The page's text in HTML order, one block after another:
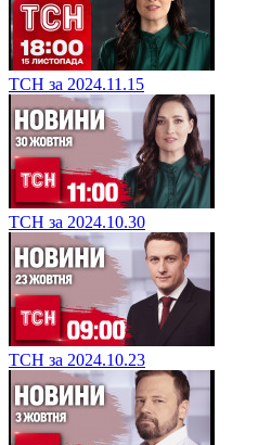
ТСН за 2024.11.15
ТСН за 2024.10.30
ТСН за 2024.10.23